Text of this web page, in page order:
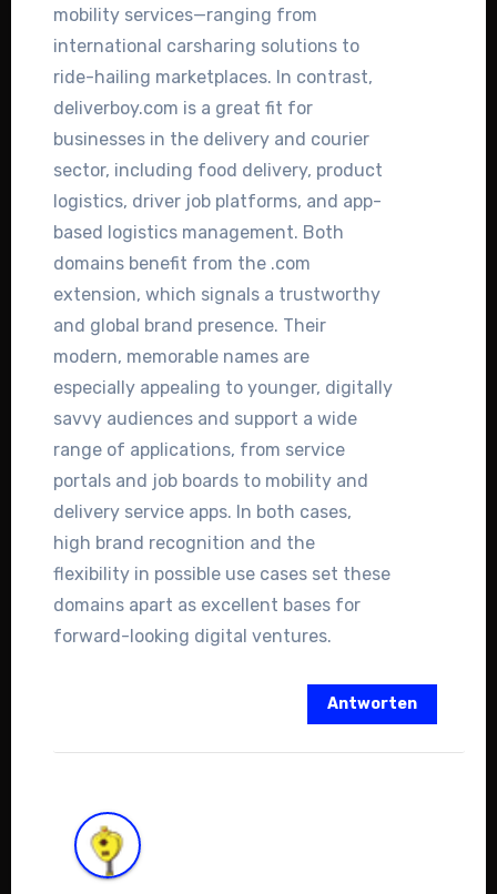
mobility services—ranging from
international carsharing solutions to
ride-hailing marketplaces. In contrast,
deliverboy.com is a great fit for
businesses in the delivery and courier
sector, including food delivery, product
logistics, driver job platforms, and app-
based logistics management. Both
domains benefit from the .com
extension, which signals a trustworthy
and global brand presence. Their
modern, memorable names are
especially appealing to younger, digitally
savvy audiences and support a wide
range of applications, from service
portals and job boards to mobility and
delivery service apps. In both cases,
high brand recognition and the
flexibility in possible use cases set these
domains apart as excellent bases for
forward-looking digital ventures.
Antworten